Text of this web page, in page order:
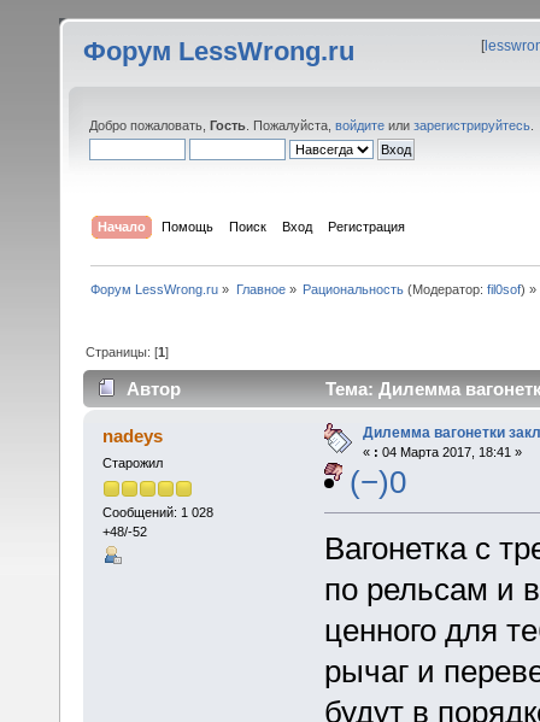
Форум LessWrong.ru [
Добро пожаловать, Гость . Пожалуйста, войдите или зарегистрируйтесь
Начало Помощь Поиск Вход Регистрация
Форум LessWrong.ru » Главное» Рациональность(Модератор: fil0sof) »
Страницы: [1]
Автор Тема: Дилемма
nadeys
Старожил
Сообщений: 1 028
+48/-52
Дилемма вагонетки
« : 04 Марта 2017, 18:41 »
(−)0
Вагонетка с
по рельсам и
ценного для
рычаг и
будут в